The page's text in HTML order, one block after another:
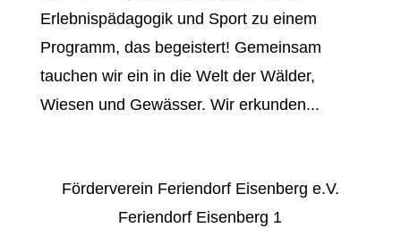
Erlebnispädagogik und Sport zu einem
Programm, das begeistert! Gemeinsam
tauchen wir ein in die Welt der Wälder,
Wiesen und Gewässer. Wir erkunden...
Förderverein Feriendorf Eisenberg e.V.
Feriendorf Eisenberg 1